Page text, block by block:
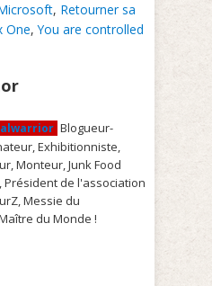
, Retourner sa
One,You are controlled
Blogueur-
Exhibitionniste,
Monteur, Junk Food
Président de l'association
Messie du
du Monde !